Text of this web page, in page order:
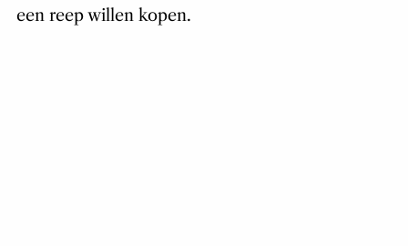
een reep willen kopen.